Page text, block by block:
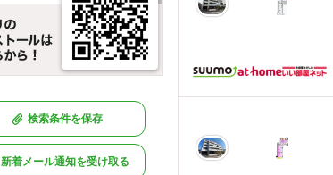
検索条件を保存
新着メール通知を受け取る